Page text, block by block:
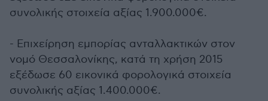
συνολικής στοιχεία αξίας 1.900.000€.
- Επιχείρηση εμπορίας ανταλλακτικών στον
νομό Θεσσαλονίκης, κατά τη χρήση 2015
εξέδωσε 60 εικονικά φορολογικά στοιχεία
συνολικής αξίας 1.400.000€.